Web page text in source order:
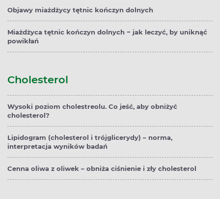
Objawy miażdżycy tętnic kończyn dolnych
Miażdżyca tętnic kończyn dolnych − jak leczyć, by uniknąć
powikłań
Cholesterol
Wysoki poziom cholestreolu. Co jeść, aby obniżyć
cholesterol?
Lipidogram (cholesterol i trójglicerydy) – norma,
interpretacja wyników badań
Cenna oliwa z oliwek – obniża ciśnienie i zły cholesterol